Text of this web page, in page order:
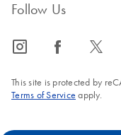
적 샘플을
산기는 원하
다.
2. 시약 준비
효소, 완충
Follow Us
icon_0065_instagram-s icon_0064_facebook-s icon_0340_cc_gen_x-s
This site is protected by
Terms of Service apply.